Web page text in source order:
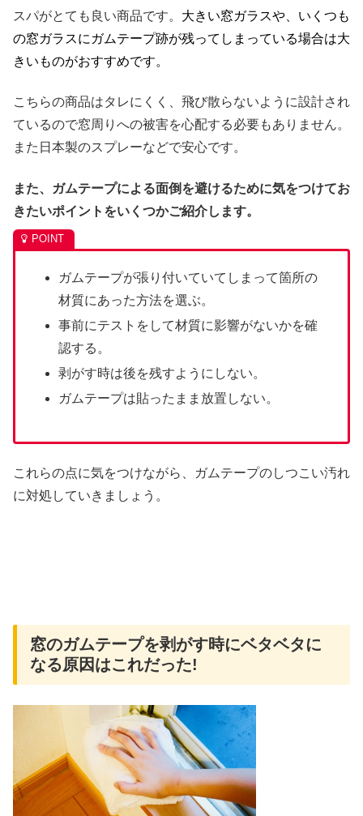
スパがとても良い商品です。 大きい窓ガラスや、いくつも
の窓ガラスにガムテープ跡が残ってしまっている場合は大
きいものがおすすめです。
こちらの商品はタレにくく、飛び散らないように設計され
ているので窓周りへの被害を心配する必要もありません。
また日本製のスプレーなどで安心です。
また、ガムテープによる面倒を避けるために気をつけてお
きたいポイントをいくつかご紹介します。
ガムテープが張り付いていてしまって箇所の
材質にあった方法を選ぶ。
事前にテストをして材質に影響がないかを確
認する。
剥がす時は後を残すようにしない。
ガムテープは貼ったまま放置しない。
これらの点に気をつけながら、ガムテープのしつこい汚れ
に対処していきましょう。
窓のガムテープを剥がす時にベタベタに
なる原因はこれだった!